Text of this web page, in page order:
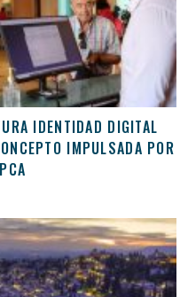
IDENTIDAD DIGITAL
IMPULSADA POR